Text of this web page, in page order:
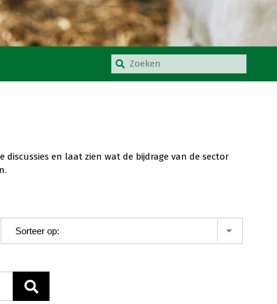
en laat zien wat de bijdrage van de sector